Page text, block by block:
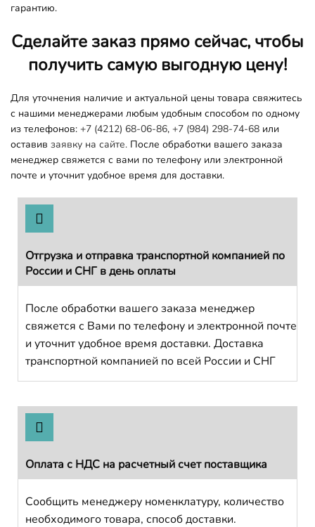
гарантию.
Сделайте заказ прямо сейчас, чтобы
получить самую выгодную цену!
Для уточнения наличие и актуальной цены товара свяжитесь
с нашими менеджерами любым удобным способом по одному
из телефонов: +7 (4212) 68-06-86, +7 (984) 298-74-68 или
оставив заявку на сайте. После обработки вашего заказа
менеджер свяжется с вами по телефону или электронной
почте и уточнит удобное время для доставки.
Отгрузка и отправка транспортной компанией по
России и СНГ в день оплаты
После обработки вашего заказа менеджер
свяжется с Вами по телефону и электронной почте
и уточнит удобное время доставки. Доставка
транспортной компанией по всей России и СНГ
Оплата с НДС на расчетный счет поставщика
Сообщить менеджеру номенклатуру, количество
необходимого товара, способ доставки.